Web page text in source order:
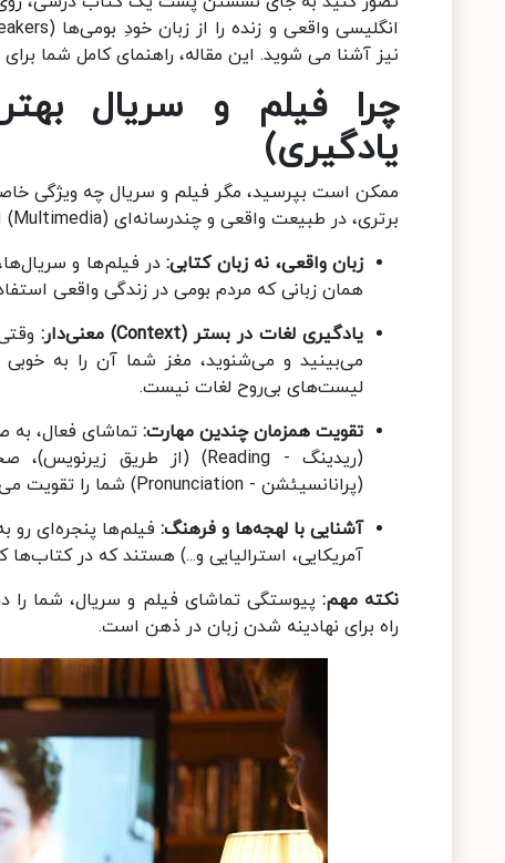
انگلیسی واقعی و زنده را از زبان خودِ بومی‌ها (Native Speakers) می‌شنوید و یاد می‌گیرید یا همزمان
نیز آشنا می شوید. این مقاله، راهنمای کامل شما
چرا فیلم و سریال
یادگیری)
ممکن است بپرسید، مگر فیلم و سریال چه ویژگی
برتری، در طبیعت واقعی و چندرسانه‌ای (Multimedia) این منابع نهفته است.
زبان واقعی، نه زبان کتابی:
همان زبانی که مردم بومی در زندگی واقعی
یادگیری لغات در بستر (Context) معنی‌دار:
می‌بینید و می‌شنوید، مغز شما آن را به
لیست‌های بی‌روح لغات نیست.
تقویت همزمان چندین مهارت:
(پرانانسیئشن - Pronunciation) شما را تقویت می‌کند.
آشنایی با لهجه‌ها و فرهنگ:
آمریکایی، استرالیایی و...) هستند که در
نکته مهم:
راه برای نهادینه شدن زبان در ذهن است.